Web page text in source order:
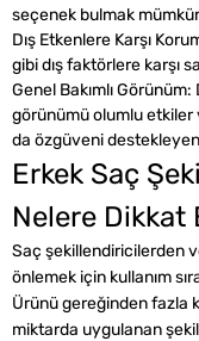
seçenek bulmak
Dış Etkenlere Karşı
gibi dış faktörlere karşı
Genel Bakımlı
görünümü olumlu etkiler
da özgüveni
Erkek Saç
Nelere Dikkat
Saç şekillendiricilerden
önlemek için kullanım
Ürünü gereğinden fazla
miktarda uygulanan